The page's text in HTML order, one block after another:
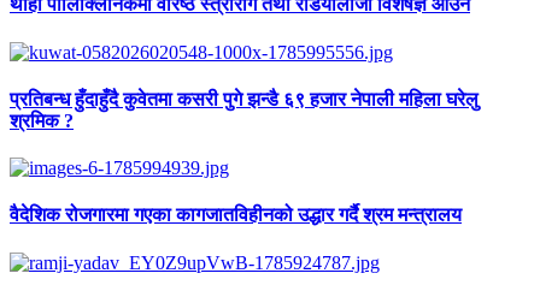
थाहा पोलिक्लिनिकमा वरिष्ठ स्त्रीरोग तथा रेडियोलोजी विशेषज्ञ आउने
प्रतिबन्ध हुँदाहुँदै कुवेतमा कसरी पुगे झन्डै ६९ हजार नेपाली महिला घरेलु
श्रमिक ?
वैदेशिक रोजगारमा गएका कागजातविहीनको उद्धार गर्दै श्रम मन्त्रालय